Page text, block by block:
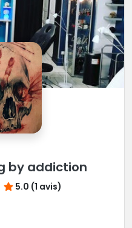
by addiction
5.0 (1 avis)